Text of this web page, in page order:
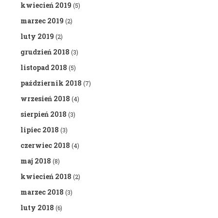
kwiecień 2019 (5)
marzec 2019 (2)
luty 2019 (2)
grudzień 2018 (3)
listopad 2018 (5)
październik 2018 (7)
wrzesień 2018 (4)
sierpień 2018 (3)
lipiec 2018 (3)
czerwiec 2018 (4)
maj 2018 (8)
kwiecień 2018 (2)
marzec 2018 (3)
luty 2018 (6)